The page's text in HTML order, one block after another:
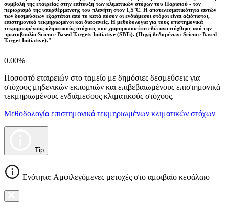
συμβολή της εταιρείας στην επίτευξη των κλιματικών στόχων του Παρισιού - τον
περιορισμό της υπερθέρμανσης του πλανήτη στον 1,5°C. Η αποτελεσματικότητα αυτών
των δεσμεύσεων εξαρτάται από το κατά πόσον οι ενδιάμεσοι στόχοι είναι αξιόπιστοι,
επιστημονικά τεκμηριωμένοι και διαφανείς. Η μεθοδολογία για τους επιστημονικά
τεκμηριωμένους κλιματικούς στόχους που χρησιμοποιείται εδώ αναπτύχθηκε από την
πρωτοβουλία Science Based Targets Initiative (SBTi). (Πηγή δεδομένων: Science Based
Target Initiative)."
0.00%
Ποσοστό εταιρειών στο ταμείο με δημόσιες δεσμεύσεις για
στόχους μηδενικών εκπομπών και επιβεβαιωμένους επιστημονικά
τεκμηριωμένους ενδιάμεσους κλιματικούς στόχους.
Μεθοδολογία επιστημονικά τεκμηριωμένων κλιματικών στόχων
Tip
Ενότητα: Αμφιλεγόμενες μετοχές στο αμοιβαίο κεφάλαιο